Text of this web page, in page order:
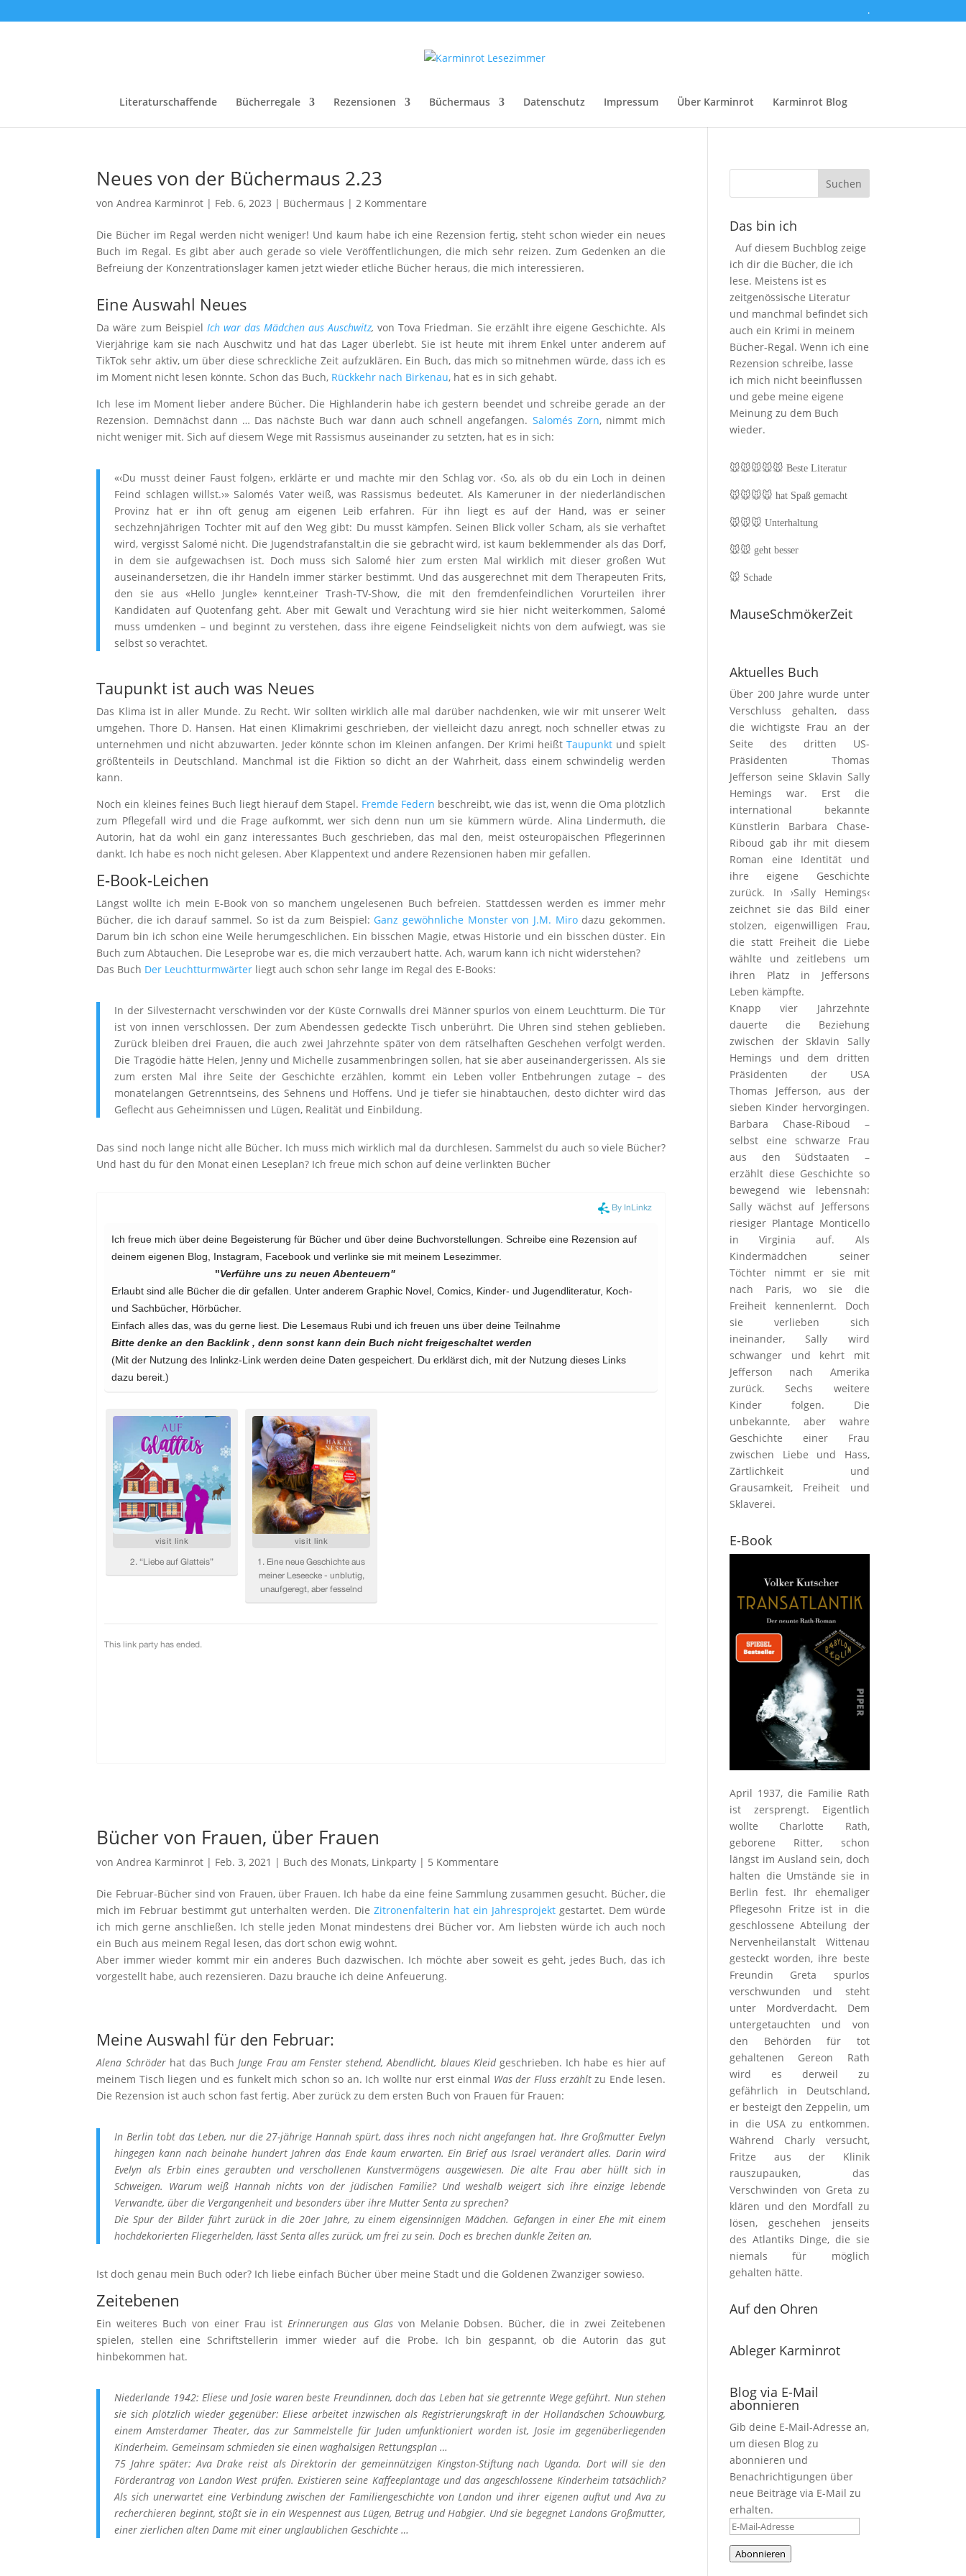
.
Literaturschaffende Bücherregale Rezensionen Büchermaus Datenschutz Impressum Über Karminrot Karminrot Blog
Neues von der Büchermaus 2.23
vonAndrea Karminrot | Feb. 6, 2023 | Büchermaus |2 Kommentare
Die Bücher im Regal werden nicht weniger! Und kaum habe ich eine Rezension fertig, steht schon wieder ein neues
Buch im Regal. Es gibt aber auch gerade so viele Veröffentlichungen, die mich sehr reizen. Zum Gedenken an die
Befreiung der Konzentrationslager kamen jetzt wieder etliche Bücher heraus, die mich interessieren.
Eine Auswahl Neues
Da wäre zum Beispiel Ich war das Mädchen aus Auschwitz,von Tova Friedman. Sie erzählt ihre eigene Geschichte. Als
Vierjährige kam sie nach Auschwitz und hat das Lager überlebt. Sie ist heute mit ihrem Enkel unter anderem auf
TikTok sehr aktiv, um über diese schreckliche Zeit aufzuklären. Ein Buch, das mich so mitnehmen würde, dass ich es
im Moment nicht lesen könnte. Schon das Buch, Rückkehr nach Birkenau, hat es in sich gehabt.
Ich lese im Moment lieber andere Bücher. Die Highlanderin habe ich gestern beendet und schreibe gerade an der
Rezension. Demnächst dann … Das nächste Buch war dann auch schnell angefangen. Salomés Zorn, nimmt mich
nicht weniger mit. Sich auf diesem Wege mit Rassismus auseinander zu setzten, hat es in sich:
«‹Du musst deiner Faust folgen›, erklärte er und machte mir den Schlag vor. ‹So, als ob du ein Loch in deinen
Feind schlagen willst.›» Salomés Vater weiß, was Rassismus bedeutet. Als Kameruner in der niederländischen
Provinz hat er ihn oft genug am eigenen Leib erfahren. Für ihn liegt es auf der Hand, was er seiner
sechzehnjährigen Tochter mit auf den Weg gibt: Du musst kämpfen. Seinen Blick voller Scham, als sie verhaftet
wird, vergisst Salomé nicht. Die Jugendstrafanstalt,in die sie gebracht wird, ist kaum beklemmender als das Dorf,
in dem sie aufgewachsen ist. Doch muss sich Salomé hier zum ersten Mal wirklich mit dieser großen Wut
auseinandersetzen, die ihr Handeln immer stärker bestimmt. Und das ausgerechnet mit dem Therapeuten Frits,
den sie aus «Hello Jungle» kennt,einer Trash-TV-Show, die mit den fremdenfeindlichen Vorurteilen ihrer
Kandidaten auf Quotenfang geht. Aber mit Gewalt und Verachtung wird sie hier nicht weiterkommen, Salomé
muss umdenken – und beginnt zu verstehen, dass ihre eigene Feindseligkeit nichts von dem aufwiegt, was sie
selbst so verachtet.
Taupunkt ist auch was Neues
Das Klima ist in aller Munde. Zu Recht. Wir sollten wirklich alle mal darüber nachdenken, wie wir mit unserer Welt
umgehen. Thore D. Hansen. Hat einen Klimakrimi geschrieben, der vielleicht dazu anregt, noch schneller etwas zu
unternehmen und nicht abzuwarten. Jeder könnte schon im Kleinen anfangen. Der Krimi heißtTaupunkt und spielt
größtenteils in Deutschland. Manchmal ist die Fiktion so dicht an der Wahrheit, dass einem schwindelig werden
kann.
Noch ein kleines feines Buch liegt hierauf dem Stapel. Fremde Federn beschreibt, wie das ist, wenn die Oma plötzlich
zum Pflegefall wird und die Frage aufkommt, wer sich denn nun um sie kümmern würde. Alina Lindermuth, die
Autorin, hat da wohl ein ganz interessantes Buch geschrieben, das mal den, meist osteuropäischen Pflegerinnen
dankt. Ich habe es noch nicht gelesen. Aber Klappentext und andere Rezensionen haben mir gefallen.
E-Book-Leichen
Längst wollte ich mein E-Book von so manchem ungelesenen Buch befreien. Stattdessen werden es immer mehr
Bücher, die ich darauf sammel. So ist da zum Beispiel: Ganz gewöhnliche Monster von J.M. Mirodazu gekommen.
Darum bin ich schon eine Weile herumgeschlichen. Ein bisschen Magie, etwas Historie und ein bisschen düster. Ein
Buch zum Abtauchen. Die Leseprobe war es, die mich verzaubert hatte. Ach, warum kann ich nicht widerstehen?
Das Buch Der Leuchtturmwärter liegt auch schon sehr lange im Regal des E-Books:
In der Silvesternacht verschwinden vor der Küste Cornwalls drei Männer spurlos von einem Leuchtturm. Die Tür
ist von innen verschlossen. Der zum Abendessen gedeckte Tisch unberührt. Die Uhren sind stehen geblieben.
Zurück bleiben drei Frauen, die auch zwei Jahrzehnte später von dem rätselhaften Geschehen verfolgt werden.
Die Tragödie hätte Helen, Jenny und Michelle zusammenbringen sollen, hat sie aber auseinandergerissen. Als sie
zum ersten Mal ihre Seite der Geschichte erzählen, kommt ein Leben voller Entbehrungen zutage – des
monatelangen Getrenntseins, des Sehnens und Hoffens. Und je tiefer sie hinabtauchen, desto dichter wird das
Geflecht aus Geheimnissen und Lügen, Realität und Einbildung.
Das sind noch lange nicht alle Bücher. Ich muss mich wirklich mal da durchlesen. Sammelst du auch so viele Bücher?
Und hast du für den Monat einen Leseplan? Ich freue mich schon auf deine verlinkten Bücher
Bücher von Frauen, über Frauen
vonAndrea Karminrot | Feb. 3, 2021 | Buch des Monats, Linkparty | 5 Kommentare
Die Februar-Bücher sind von Frauen, über Frauen. Ich habe da eine feine Sammlung zusammen gesucht. Bücher, die
mich im Februar bestimmt gut unterhalten werden. DieZitronenfalterin hat ein Jahresprojekt gestartet. Dem würde
ich mich gerne anschließen. Ich stelle jeden Monat mindestens drei Bücher vor. Am liebsten würde ich auch noch
ein Buch aus meinem Regal lesen, das dort schon ewig wohnt.
Aber immer wieder kommt mir ein anderes Buch dazwischen. Ich möchte aber soweit es geht, jedes Buch, das ich
vorgestellt habe, auch rezensieren. Dazu brauche ich deine Anfeuerung.
Meine Auswahl für den Februar:
Alena Schröder hat das BuchJunge Frau am Fenster stehend, Abendlicht, blaues Kleidgeschrieben. Ich habe es hier auf
meinem Tisch liegen und es funkelt mich schon so an. Ich wollte nur erst einmal Was der Fluss erzähltzu Ende lesen.
Die Rezension ist auch schon fast fertig. Aber zurück zu dem ersten Buch von Frauen für Frauen:
In Berlin tobt das Leben, nur die 27-jährige Hannah spürt, dass ihres noch nicht angefangen hat. Ihre Großmutter Evelyn
hingegen kann nach beinahe hundert Jahren das Ende kaum erwarten. Ein Brief aus Israel verändert alles. Darin wird
Evelyn als Erbin eines geraubten und verschollenen Kunstvermögens ausgewiesen. Die alte Frau aber hüllt sich in
Schweigen. Warum weiß Hannah nichts von der jüdischen Familie? Und weshalb weigert sich ihre einzige lebende
Verwandte, über die Vergangenheit und besonders über ihre Mutter Senta zu sprechen?
Die Spur der Bilder führt zurück in die 20er Jahre, zu einem eigensinnigen Mädchen. Gefangen in einer Ehe mit einem
hochdekorierten Fliegerhelden, lässt Senta alles zurück, um frei zu sein. Doch es brechen dunkle Zeiten an.
Ist doch genau mein Buch oder? Ich liebe einfach Bücher über meine Stadt und die Goldenen Zwanziger sowieso.
Zeitebenen
Ein weiteres Buch von einer Frau ist Erinnerungen aus Glas von Melanie Dobsen. Bücher, die in zwei Zeitebenen
spielen, stellen eine Schriftstellerin immer wieder auf die Probe. Ich bin gespannt, ob die Autorin das gut
hinbekommen hat.
Niederlande 1942: Eliese und Josie waren beste Freundinnen, doch das Leben hat sie getrennte Wege geführt. Nun stehen
sie sich plötzlich wieder gegenüber: Eliese arbeitet inzwischen als Registrierungskraft in der Hollandschen Schouwburg,
einem Amsterdamer Theater, das zur Sammelstelle für Juden umfunktioniert worden ist, Josie im gegenüberliegenden
Kinderheim. Gemeinsam schmieden sie einen waghalsigen Rettungsplan …
75 Jahre später: Ava Drake reist als Direktorin der gemeinnützigen Kingston-Stiftung nach Uganda. Dort will sie den
Förderantrag von Landon West prüfen. Existieren seine Kaffeeplantage und das angeschlossene Kinderheim tatsächlich?
Als sich unerwartet eine Verbindung zwischen der Familiengeschichte von Landon und ihrer eigenen auftut und Ava zu
recherchieren beginnt, stößt sie in ein Wespennest aus Lügen, Betrug und Habgier. Und sie begegnet Landons Großmutter,
einer zierlichen alten Dame mit einer unglaublichen Geschichte …
Das bin ich
Auf diesem Buchblog zeige
ich dir die Bücher, die ich
lese. Meistens ist es
zeitgenössische Literatur
und manchmal befindet sich
auch ein Krimi in meinem
Bücher-Regal. Wenn ich eine
Rezension schreibe, lasse
ich mich nicht beeinflussen
und gebe meine eigene
Meinung zu dem Buch
wieder.
🐭🐭🐭🐭🐭Beste Literatur
🐭🐭🐭🐭 hat Spaß gemacht
🐭🐭🐭 Unterhaltung
🐭🐭 geht besser
🐭 Schade
MauseSchmökerZeit
Aktuelles Buch
Über 200 Jahre wurde unter
Verschluss gehalten, dass
die wichtigste Frau an der
Seite des dritten US-
Präsidenten Thomas
Jefferson seine Sklavin Sally
Hemings war. Erst die
international bekannte
Künstlerin Barbara Chase-
Riboud gab ihr mit diesem
Roman eine Identität und
ihre eigene Geschichte
zurück. In ›Sally Hemings‹
zeichnet sie das Bild einer
stolzen, eigenwilligen Frau,
die statt Freiheit die Liebe
wählte und zeitlebens um
ihren Platz in Jeffersons
Leben kämpfte.
Knapp vier Jahrzehnte
dauerte die Beziehung
zwischen der Sklavin Sally
Hemings und dem dritten
Präsidenten der USA
Thomas Jefferson, aus der
sieben Kinder hervorgingen.
Barbara Chase-Riboud –
selbst eine schwarze Frau
aus den Südstaaten –
erzählt diese Geschichte so
bewegend wie lebensnah:
Sally wächst auf Jeffersons
riesiger Plantage Monticello
in Virginia auf. Als
Kindermädchen seiner
Töchter nimmt er sie mit
nach Paris, wo sie die
Freiheit kennenlernt. Doch
sie verlieben sich
ineinander, Sally wird
schwanger und kehrt mit
Jefferson nach Amerika
zurück. Sechs weitere
Kinder folgen. Die
unbekannte, aber wahre
Geschichte einer Frau
zwischen Liebe und Hass,
Zärtlichkeit und
Grausamkeit, Freiheit und
Sklaverei.
E-Book
April 1937, die Familie Rath
ist zersprengt. Eigentlich
wollte Charlotte Rath,
geborene Ritter, schon
längst im Ausland sein, doch
halten die Umstände sie in
Berlin fest. Ihr ehemaliger
Pflegesohn Fritze ist in die
geschlossene Abteilung der
Nervenheilanstalt Wittenau
gesteckt worden, ihre beste
Freundin Greta spurlos
verschwunden und steht
unter Mordverdacht. Dem
untergetauchten und von
den Behörden für tot
gehaltenen Gereon Rath
wird es derweil zu
gefährlich in Deutschland,
er besteigt den Zeppelin, um
in die USA zu entkommen.
Während Charly versucht,
Fritze aus der Klinik
rauszupauken, das
Verschwinden von Greta zu
klären und den Mordfall zu
lösen, geschehen jenseits
des Atlantiks Dinge, die sie
niemals für möglich
gehalten hätte.
Auf den Ohren
Ableger Karminrot
Blog via E-Mail
abonnieren
Gib deine E-Mail-Adresse an,
um diesen Blog zu
abonnieren und
Benachrichtigungen über
neue Beiträge via E-Mail zu
erhalten.
E-
Adresse
Abonnieren